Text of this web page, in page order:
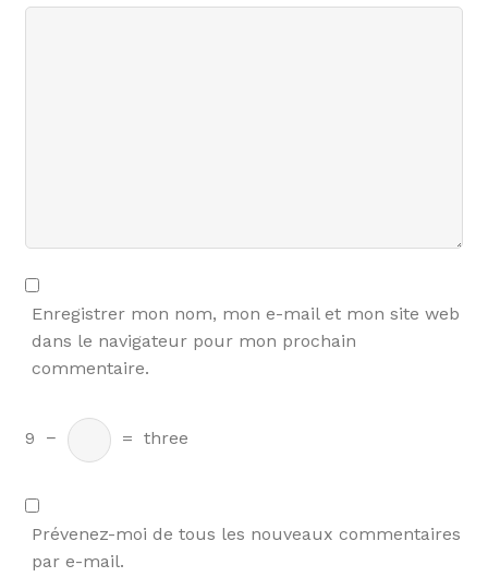
Enregistrer mon nom, mon e-mail et mon site web
dans le navigateur pour mon prochain
commentaire.
9 − = three
Prévenez-moi de tous les nouveaux commentaires
par e-mail.